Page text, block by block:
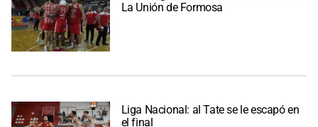
La Unión de Formosa
Liga Nacional: al Tate se le escapó en
el final